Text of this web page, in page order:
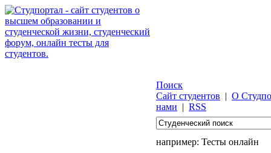
Поиск
Сайт студентов | О
нами | RSS
например: Тесты онлайн